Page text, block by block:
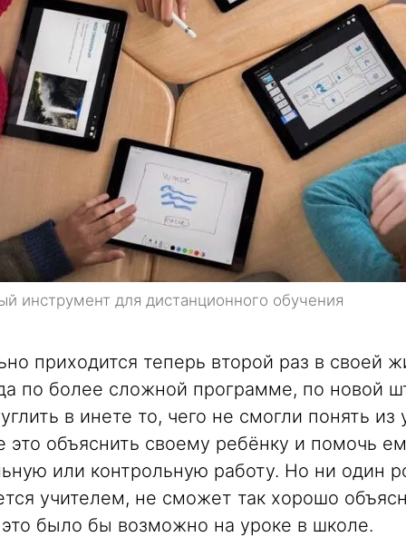
инструмент для дистанционного обучения
приходится теперь второй раз в своей
по более сложной программе, по новой
в инете то, чего не смогли понять из
это объяснить своему ребёнку и помочь
или контрольную работу. Но ни один
учителем, не сможет так хорошо
это было бы возможно на уроке в школе.